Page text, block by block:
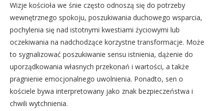
Wizje kościoła we śnie często odnoszą się do potrzeby
wewnętrznego spokoju, poszukiwania duchowego wsparcia,
pochylenia się nad istotnymi kwestiami życiowymi lub
oczekiwania na nadchodzące korzystne transformacje. Może
to sygnalizować poszukiwanie sensu istnienia, dążenie do
uporządkowania własnych przekonań i wartości, a także
pragnienie emocjonalnego uwolnienia. Ponadto, sen o
kościele bywa interpretowany jako znak bezpieczeństwa i
chwili wytchnienia.